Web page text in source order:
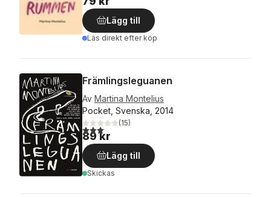
Lägg till
Läs direkt efter köp
Främlingsleguanen
Av Martina Montelius
Pocket, Svenska, 2014
3,1utav 5 stjärnor. Totalt antal röster:
(15)
89 kr
Lägg till
Skickas